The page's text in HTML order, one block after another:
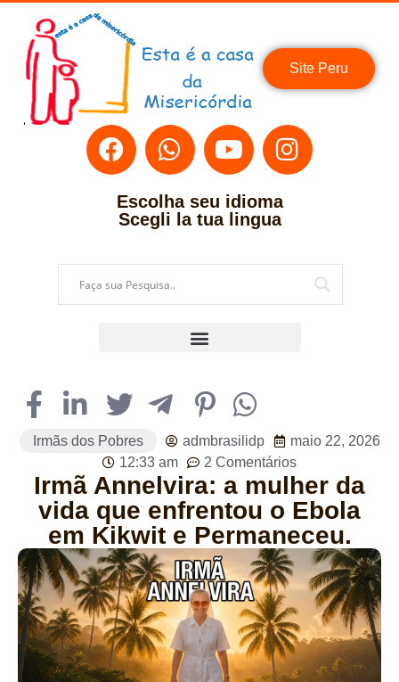
Site Peru
Escolha seu idioma
Scegli la tua lingua
Irmãs dos Pobres admbrasilidp
maio 22, 2026
12:33 am
2 Comentários
Irmã Annelvira: a mulher da
vida que enfrentou o Ebola
em Kikwit e Permaneceu.